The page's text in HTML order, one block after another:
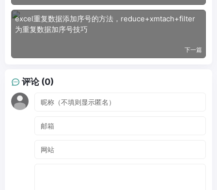
excel重复数据添加序号的方法，reduce+xmtach+filter
为重复数据加序号技巧
下一篇
评论 (0)